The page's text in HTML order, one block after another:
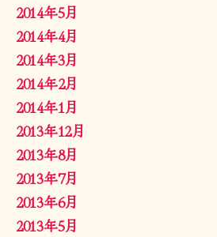
2014年5月
2014年4月
2014年3月
2014年2月
2014年1月
2013年12月
2013年8月
2013年7月
2013年6月
2013年5月